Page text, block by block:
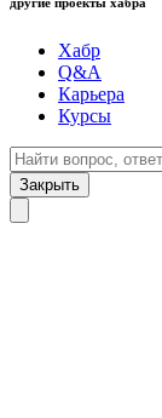
Хабр
Q&A
Карьера
Курсы
Закрыть